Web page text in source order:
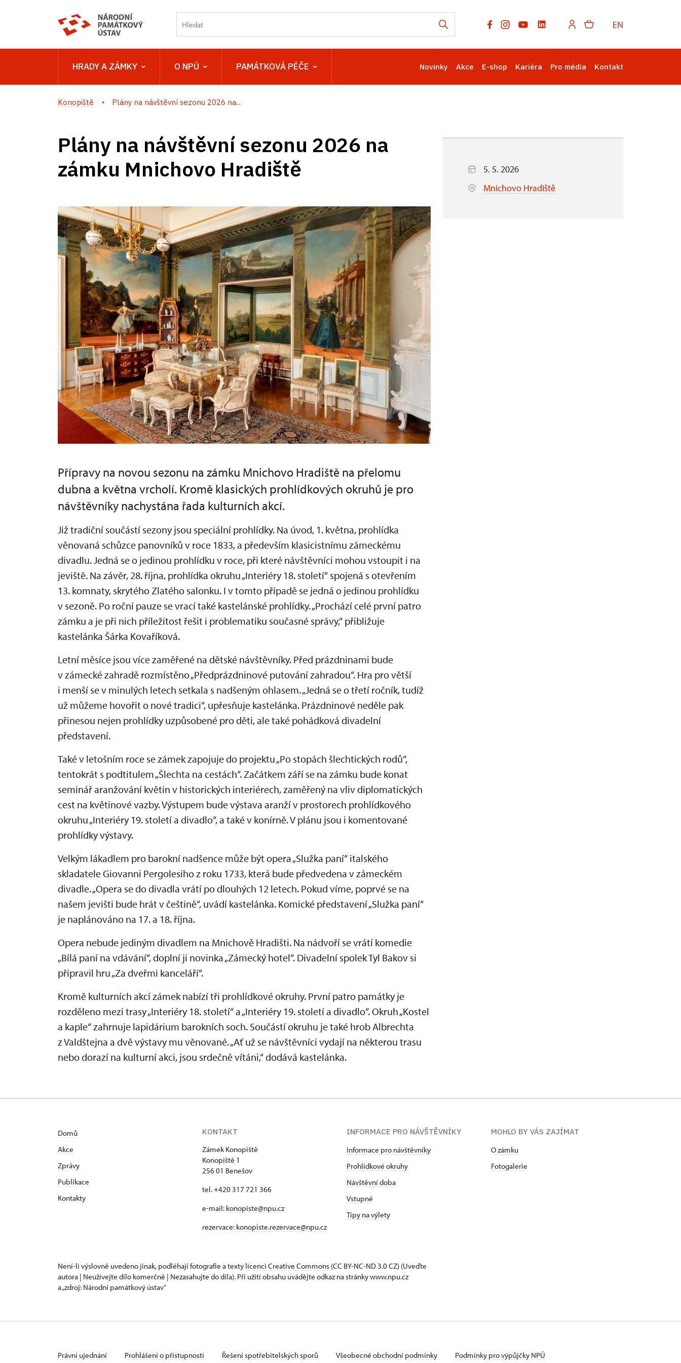
EN
HRADY A ZÁMKY O NPÚ PAMÁTKOVÁ PÉČE Novinky Akce E-shop Kariéra Pro média Kontakt
Konopiště Plány na návštěvní sezonu 2026 na...
Plány na návštěvní sezonu 2026 na
zámku Mnichovo Hradiště
Přípravy na novou sezonu na zámku Mnichovo Hradiště na přelomu
dubna a května vrcholí. Kromě klasických prohlídkových okruhů je pro
návštěvníky nachystána řada kulturních akcí.
Již tradiční součástí sezony jsou speciální prohlídky. Na úvod, 1. května, prohlídka
věnovaná schůzce panovníků v roce 1833, a především klasicistnímu zámeckému
divadlu. Jedná se o jedinou prohlídku v roce, při které návštěvníci mohou vstoupit i na
jeviště. Na závěr, 28. října, prohlídka okruhu „Interiéry 18. století“ spojená s otevřením
13. komnaty, skrytého Zlatého salonku. I v tomto případě se jedná o jedinou prohlídku
v sezoně. Po roční pauze se vrací také kastelánské prohlídky. „Prochází celé první patro
zámku a je při nich příležitost řešit i problematiku současné správy,“ přibližuje
kastelánka Šárka Kovaříková.
Letní měsíce jsou více zaměřené na dětské návštěvníky. Před prázdninami bude
v zámecké zahradě rozmístěno „Předprázdninové putování zahradou“. Hra pro větší
i menší se v minulých letech setkala s nadšeným ohlasem. „Jedná se o třetí ročník, tudíž
už můžeme hovořit o nové tradici“, upřesňuje kastelánka. Prázdninové neděle pak
přinesou nejen prohlídky uzpůsobené pro děti, ale také pohádková divadelní
představení.
Také v letošním roce se zámek zapojuje do projektu „Po stopách šlechtických rodů“,
tentokrát s podtitulem „Šlechta na cestách“. Začátkem září se na zámku bude konat
seminář aranžování květin v historických interiérech, zaměřený na vliv diplomatických
cest na květinové vazby. Výstupem bude výstava aranží v prostorech prohlídkového
okruhu „Interiéry 19. století a divadlo“, a také v konírně. V plánu jsou i komentované
prohlídky výstavy.
Velkým lákadlem pro barokní nadšence může být opera „Služka paní“ italského
skladatele Giovanni Pergolesiho z roku 1733, která bude předvedena v zámeckém
divadle. „Opera se do divadla vrátí po dlouhých 12 letech. Pokud víme, poprvé se na
našem jevišti bude hrát v češtině“, uvádí kastelánka. Komické představení „Služka paní“
je naplánováno na 17. a 18. října.
Opera nebude jediným divadlem na Mnichově Hradišti. Na nádvoří se vrátí komedie
„Bílá paní na vdávání“, doplní ji novinka „Zámecký hotel“. Divadelní spolek Tyl Bakov si
připravil hru „Za dveřmi kanceláří“.
Kromě kulturních akcí zámek nabízí tři prohlídkové okruhy. První patro památky je
rozděleno mezi trasy „Interiéry 18. století“ a „Interiéry 19. století a divadlo“. Okruh „Kostel
a kaple“ zahrnuje lapidárium barokních soch. Součástí okruhu je také hrob Albrechta
z Valdštejna a dvě výstavy mu věnované. „Ať už se návštěvníci vydají na některou trasu
nebo dorazí na kulturní akci, jsou srdečně vítáni,“ dodává kastelánka.
5. 5. 2026
Mnichovo Hradiště
Domů
Akce
Zprávy
Publikace
Kontakty
KONTAKT
Zámek Konopiště
Konopiště 1
256 01 Benešov
tel. +420 317 721 366
e-mail: konopiste@npu.cz
rezervace: konopiste.rezervace@npu.cz
INFORMACE PRO NÁVŠTĚVNÍKY
Informace pro návštěvníky
Prohlídkové okruhy
Návštěvní doba
Vstupné
Tipy na výlety
MOHLO BY VÁS ZAJÍMAT
O zámku
Fotogalerie
Není-li výslovně uvedeno jinak, podléhají fotografie a texty licenci Creative Commons (CC BY-NC-ND 3.0 CZ) (Uveďte
autora | Neužívejte dílo komerčně | Nezasahujte do díla). Při užití obsahu uvádějte odkaz na stránky www.npu.cz
a „zdroj: Národní památkový ústav“
Právní ujednání Prohlášení o přístupnosti Řešení spotřebitelských sporů Všeobecné obchodní podmínky
Podmínky pro výpůjčky NPÚ